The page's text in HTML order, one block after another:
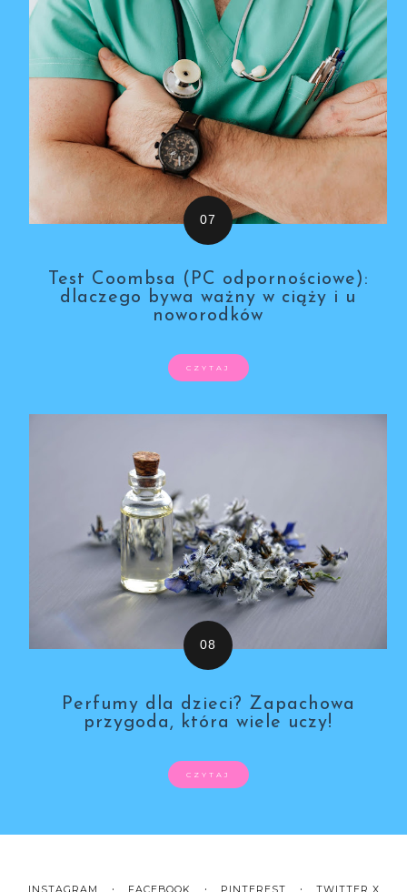
Test Coombsa (PC odpornościowe):
dlaczego bywa ważny w ciąży i u
noworodków
CZYTAJ
Perfumy dla dzieci? Zapachowa
przygoda, która wiele uczy!
CZYTAJ
INSTAGRAM FACEBOOK PINTEREST TWITTER X